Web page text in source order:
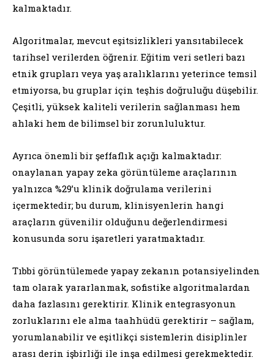
kalmaktadır.
Algoritmalar, mevcut eşitsizlikleri yansıtabilecek
tarihsel verilerden öğrenir. Eğitim veri setleri bazı
etnik grupları veya yaş aralıklarını yeterince temsil
etmiyorsa, bu gruplar için teşhis doğruluğu düşebilir.
Çeşitli, yüksek kaliteli verilerin sağlanması hem
ahlaki hem de bilimsel bir zorunluluktur.
Ayrıca önemli bir şeffaflık açığı kalmaktadır:
onaylanan yapay zeka görüntüleme araçlarının
yalnızca %29’u klinik doğrulama verilerini
içermektedir; bu durum, klinisyenlerin hangi
araçların güvenilir olduğunu değerlendirmesi
konusunda soru işaretleri yaratmaktadır.
Tıbbi görüntülemede yapay zekanın potansiyelinden
tam olarak yararlanmak, sofistike algoritmalardan
daha fazlasını gerektirir. Klinik entegrasyonun
zorluklarını ele alma taahhüdü gerektirir – sağlam,
yorumlanabilir ve eşitlikçi sistemlerin disiplinler
arası derin işbirliği ile inşa edilmesi gerekmektedir.